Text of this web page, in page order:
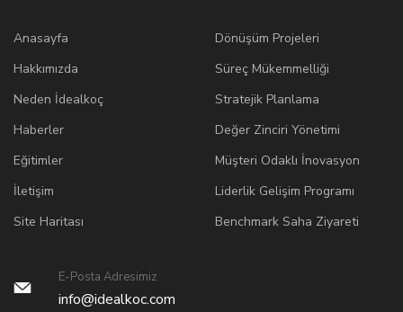
Anasayfa
Hakkımızda
Neden İdealkoç
Haberler
Eğitimler
İletişim
Site Haritası
Dönüşüm Projeleri
Süreç Mükemmelliği
Stratejik Planlama
Değer Zinciri Yönetimi
Müşteri Odaklı İnovasyon
Liderlik Gelişim Programı
Benchmark Saha Ziyareti
E-Posta Adresimiz
info@idealkoc.com